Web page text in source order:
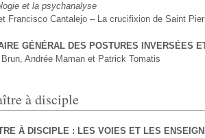
et la psychanalyse
Francisco Cantalejo – La crucifixion de Saint
GÉNÉRAL DES POSTURES INVERSÉES
Andrée Maman et Patrick Tomatis
à disciple
À DISCIPLE : LES VOIES ET LES